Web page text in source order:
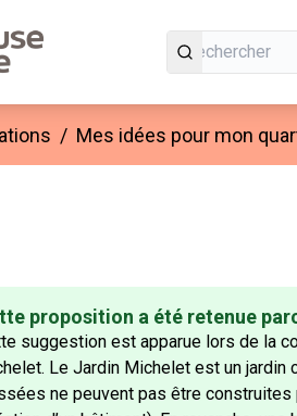
/ Mes idées pour mon
proposition a été retenue
suggestion est apparue lors de la
Le Jardin Michelet est un
ne peuvent pas être construites